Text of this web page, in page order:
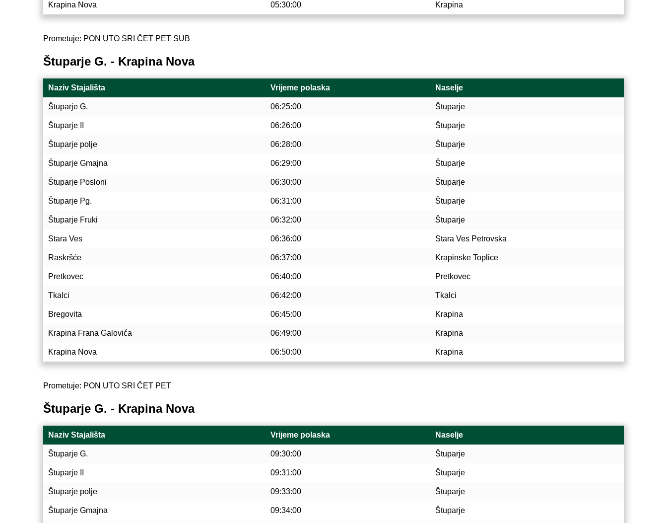
Krapina Nova 05:30:00 Krapina
Prometuje: PON UTO SRI ČET PET SUB
Štuparje G. - Krapina Nova
Naziv Stajališta Vrijeme polaska Naselje
Štuparje G. 06:25:00 Štuparje
Štuparje II 06:26:00 Štuparje
Štuparje polje 06:28:00 Štuparje
Štuparje Gmajna 06:29:00 Štuparje
Štuparje Posloni 06:30:00 Štuparje
Štuparje Pg. 06:31:00 Štuparje
Štuparje Fruki 06:32:00 Štuparje
Stara Ves 06:36:00 Stara Ves Petrovska
Raskršće 06:37:00 Krapinske Toplice
Pretkovec 06:40:00 Pretkovec
Tkalci 06:42:00 Tkalci
Bregovita 06:45:00 Krapina
Krapina Frana Galovića 06:49:00 Krapina
Krapina Nova 06:50:00 Krapina
Prometuje: PON UTO SRI ČET PET
Štuparje G. - Krapina Nova
Naziv Stajališta Vrijeme polaska Naselje
Štuparje G. 09:30:00 Štuparje
Štuparje II 09:31:00 Štuparje
Štuparje polje 09:33:00 Štuparje
Štuparje Gmajna 09:34:00 Štuparje